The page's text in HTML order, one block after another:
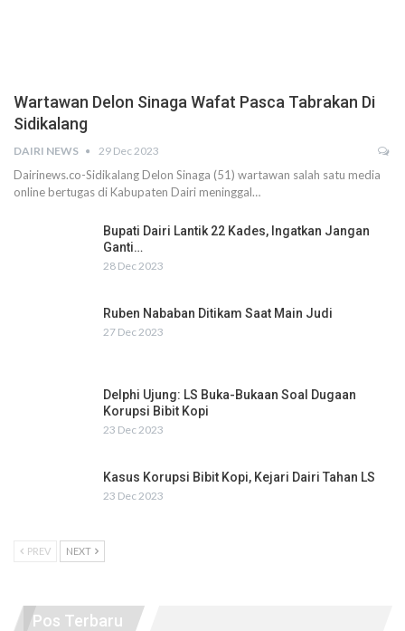
Wartawan Delon Sinaga Wafat Pasca Tabrakan Di
Sidikalang
DAIRI NEWS 29 Dec 2023
Dairinews.co-Sidikalang Delon Sinaga (51) wartawan salah satu media
online bertugas di Kabupaten Dairi meninggal…
Bupati Dairi Lantik 22 Kades, Ingatkan Jangan
Ganti…
28 Dec 2023
Ruben Nababan Ditikam Saat Main Judi
27 Dec 2023
Delphi Ujung: LS Buka-Bukaan Soal Dugaan
Korupsi Bibit Kopi
23 Dec 2023
Kasus Korupsi Bibit Kopi, Kejari Dairi Tahan LS
23 Dec 2023
PREV NEXT
Pos Terbaru